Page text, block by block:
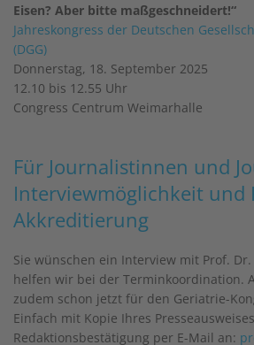
Eisen? Aber bitte maßgeschneidert!“
Jahreskongress der Deutschen
(DGG)
Donnerstag, 18. September 2025
12.10 bis 12.55 Uhr
Congress Centrum Weimarhalle
Für Journalistinnen und
Interviewmöglichkeit und
Akkreditierung
Sie wünschen ein Interview mit Prof. Dr.
helfen wir bei der Terminkoordination.
zudem schon jetzt für den Geriatrie-
Einfach mit Kopie Ihres
Redaktionsbestätigung per E-Mail an: